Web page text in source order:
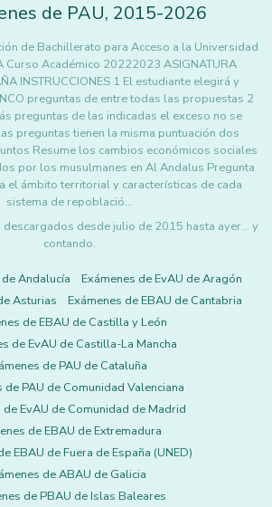
de PAU, 2015-2026
de Bachillerato para Acceso a la Universidad
Curso Académico 20222023 ASIGNATURA
INSTRUCCIONES 1 El estudiante elegirá y
preguntas de entre todas las propuestas 2
preguntas de las indicadas el exceso no se
preguntas tienen la misma puntuación dos
Resume los cambios económicos sociales
por los musulmanes en Al Andalus Pregunta
el ámbito territorial y características de cada
sistema de repoblació…
desde julio de 2015 hasta ayer... y
contando.
Andalucía
Exámenes de EvAU de Aragón
Asturias
Exámenes de EBAU de Cantabria
de EBAU de Castilla y León
de EvAU de Castilla-La Mancha
de PAU de Cataluña
de PAU de Comunidad Valenciana
de EvAU de Comunidad de Madrid
de EBAU de Extremadura
EBAU de Fuera de España (UNED)
de ABAU de Galicia
de PBAU de Islas Baleares